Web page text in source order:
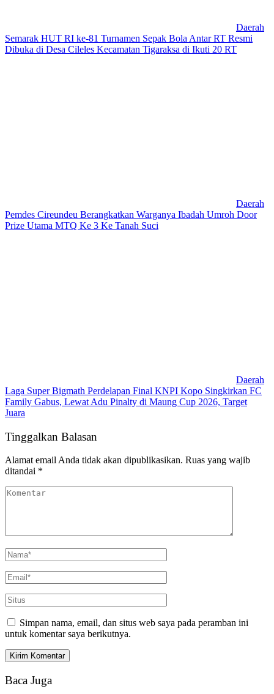
Daerah
Semarak HUT RI ke-81 Turnamen Sepak Bola Antar RT Resmi
Dibuka di Desa Cileles Kecamatan Tigaraksa di Ikuti 20 RT
Daerah
Pemdes Cireundeu Berangkatkan Warganya Ibadah Umroh Door
Prize Utama MTQ Ke 3 Ke Tanah Suci
Daerah
Laga Super Bigmath Perdelapan Final KNPI Kopo Singkirkan FC
Family Gabus, Lewat Adu Pinalty di Maung Cup 2026, Target
Juara
Tinggalkan Balasan
Alamat email Anda tidak akan dipublikasikan. Ruas yang wajib
ditandai *
Simpan nama, email, dan situs web saya pada peramban ini
untuk komentar saya berikutnya.
Baca Juga